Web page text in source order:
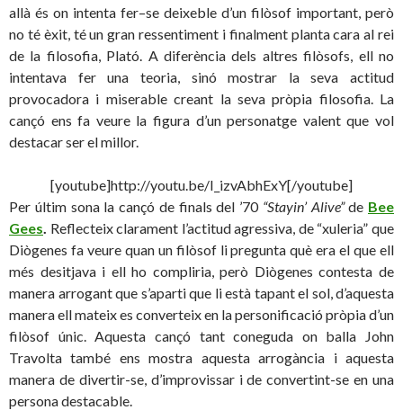
allà és on intenta fer–se deixeble d’un filòsof important, però
no té èxit, té un gran ressentiment i finalment planta cara al rei
de la filosofia, Plató. A diferència dels altres filòsofs, ell no
intentava fer una teoria, sinó mostrar la seva actitud
provocadora i miserable creant la seva pròpia filosofia. La
cançó ens fa veure la figura d’un personatge valent que vol
destacar ser el millor.
[youtube]http://youtu.be/I_izvAbhExY[/youtube]
Per últim sona la cançó de finals del ’70“Stayin’ Alive”de Bee
Gees. Reflecteix clarament l’actitud agressiva, de “xuleria” que
Diògenes fa veure quan un filòsof li pregunta què era el que ell
més desitjava i ell ho compliria, però Diògenes contesta de
manera arrogant que s’aparti que li està tapant el sol, d’aquesta
manera ell mateix es converteix en la personificació pròpia d’un
filòsof únic. Aquesta cançó tant coneguda on balla John
Travolta també ens mostra aquesta arrogància i aquesta
manera de divertir-se, d’improvissar i de convertint-se en una
persona destacable.